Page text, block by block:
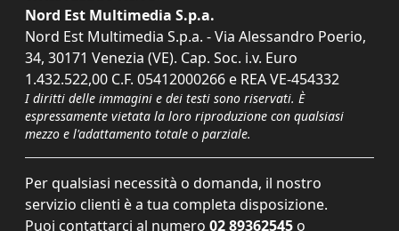
Nord Est Multimedia S.p.a.
Nord Est Multimedia S.p.a. - Via Alessandro Poerio,
34, 30171 Venezia (VE). Cap. Soc. i.v. Euro
1.432.522,00 C.F. 05412000266 e REA VE-454332
I diritti delle immagini e dei testi sono riservati. È
espressamente vietata la loro riproduzione con qualsiasi
mezzo e l'adattamento totale o parziale.
Per qualsiasi necessità o domanda, il nostro
servizio clienti è a tua completa disposizione.
Puoi contattarci al numero 02 89362545 o